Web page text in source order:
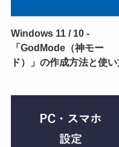
Windows 11 / 10 -
「GodMode（神モー
ド）」の作成方法と使